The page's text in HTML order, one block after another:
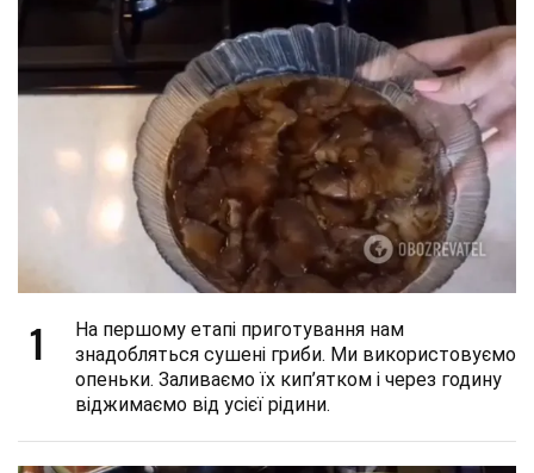
1
На першому етапі приготування нам
знадобляться сушені гриби. Ми використовуємо
опеньки. Заливаємо їх кип’ятком і через годину
віджимаємо від усієї рідини.